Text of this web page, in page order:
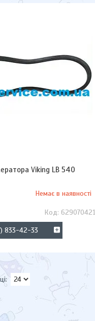
Viking LB 540
Немає в наявності
833-42-33